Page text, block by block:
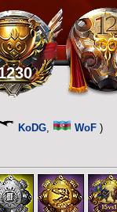
KoDG, WoF )